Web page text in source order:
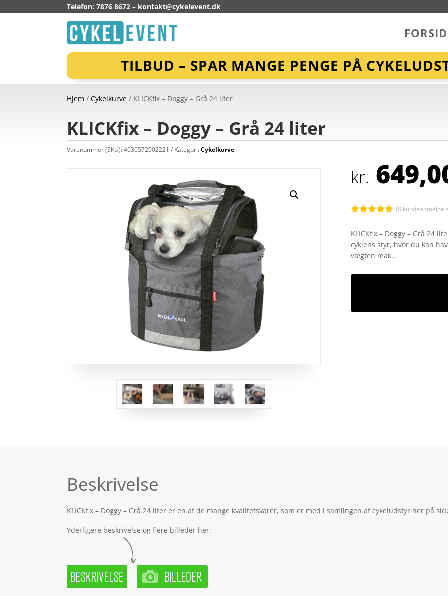
Telefon: 7876 8672 – kontakt@cykelevent.dk
TILBUD – SPAR MANGE PENGE PÅ
Hjem /Cykelkurve / KLICKfix – Doggy – Grå 24 liter
KLICKfix – Doggy – Grå 24 liter
Varenummer (SKU):4030572002221 Kategori:Cykelkurve
kr.
af 5
baseret på
kundebedøm
melser
(8
KLICKfix – Doggy – Grå 24
cyklens styr, hvor du kan
vægten mak…
Beskrivelse
KLICKfix – Doggy – Grå 24 liter er en af de mange kvalitetsvarer, som er med i samlingen af cykeludstyr her på
Yderligere beskrivelse og flere billeder her: